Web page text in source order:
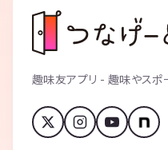
趣味友アプリ - 趣味やスポ